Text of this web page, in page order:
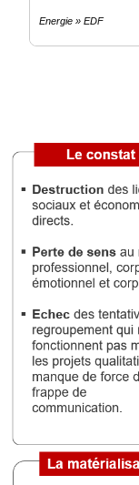
PrémiumEnergie » EDF